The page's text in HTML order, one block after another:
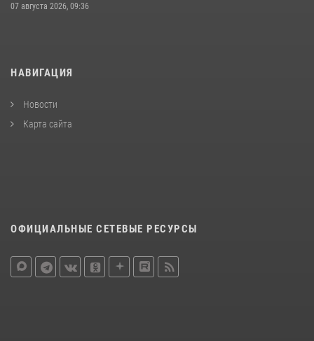
07 августа 2026, 09:36
НАВИГАЦИЯ
Новости
Карта сайта
ОФИЦИАЛЬНЫЕ СЕТЕВЫЕ РЕСУРСЫ